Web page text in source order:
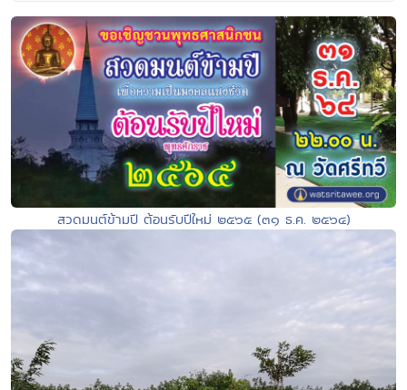
สวดมนต์ข้ามปี ต้อนรับปีใหม่ ๒๕๖๕ (๓๑ ธ.ค. ๒๕๖๔)